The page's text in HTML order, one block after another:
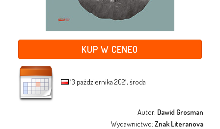
KUP W CENEO
13 października 2021, środa
Autor: Dawid Grosman
Wydawnictwo:Znak Literanova